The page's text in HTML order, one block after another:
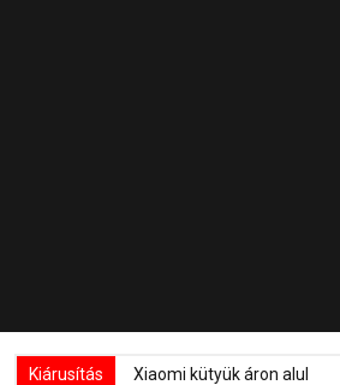
Kiárusítás Xiaomi kütyük áron alul